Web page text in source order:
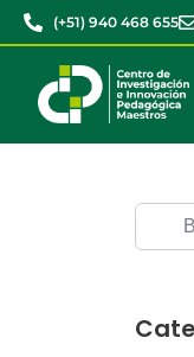
(+51) 940 468 655